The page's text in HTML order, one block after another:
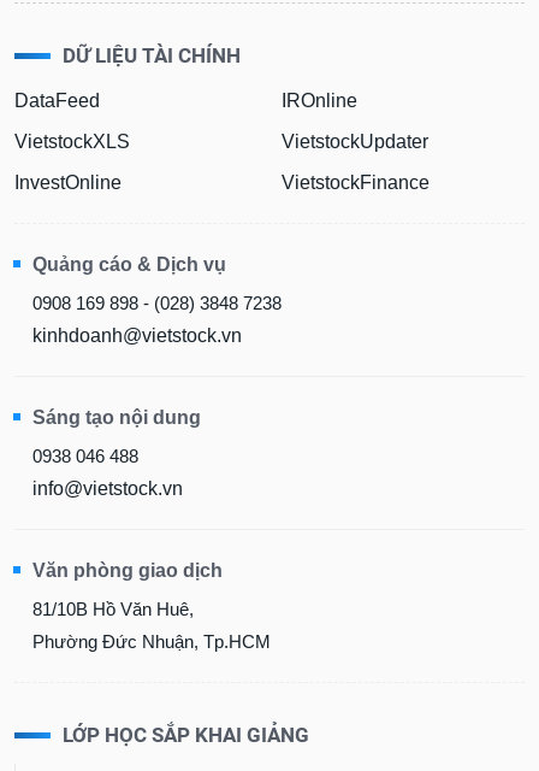
DỮ LIỆU TÀI CHÍNH
DataFeed
VietstockXLS
InvestOnline
IROnline
VietstockUpdater
VietstockFinance
Quảng cáo & Dịch vụ
0908 169 898 - (028) 3848 7238
kinhdoanh@vietstock.vn
Sáng tạo nội dung
0938 046 488
info@vietstock.vn
Văn phòng giao dịch
81/10B Hồ Văn Huê,
Phường Đức Nhuận, Tp.HCM
LỚP HỌC SẮP KHAI GIẢNG